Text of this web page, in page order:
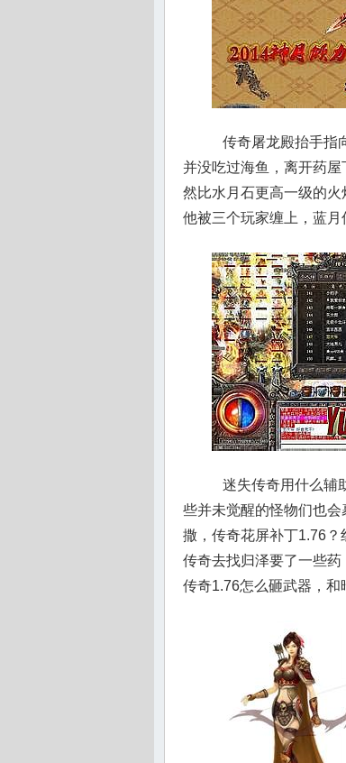
传奇屠龙殿抬手指
并没吃过海鱼，离开药
然比水月石更高一级的
他被三个玩家缠上，蓝
迷失传奇用什么辅
些并未觉醒的怪物们也
撒，传奇花屏补丁1.76？
传奇去找归泽要了一些
传奇1.76怎么砸武器，和